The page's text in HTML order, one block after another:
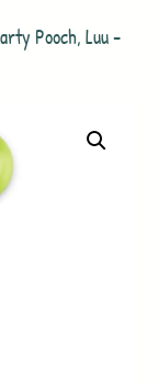
Pooch, Luu -